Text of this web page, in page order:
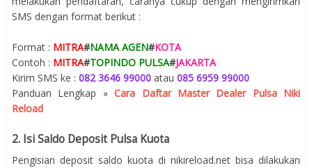
SMS dengan format berikut :
Format : MITRA#NAMA AGEN#KOTA
Contoh : MITRA#TOPINDO PULSA#JAKARTA
Kirim SMS ke : 082 3646 99000 atau 085 6959 99000
Panduan Lengkap »Cara Daftar Master Dealer Pulsa Niki
Reload
2. Isi Saldo Deposit Pulsa Kuota
Pengisian deposit saldo kuota di nikireload.net bisa dilakukan